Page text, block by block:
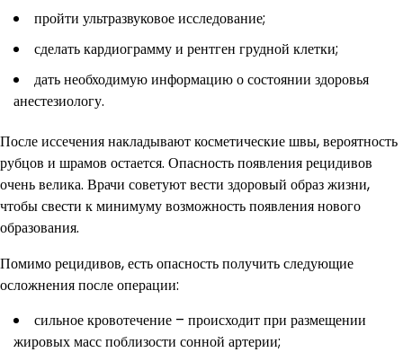
пройти ультразвуковое исследование;
сделать кардиограмму и рентген грудной клетки;
дать необходимую информацию о состоянии здоровья
анестезиологу.
После иссечения накладывают косметические швы, вероятность
рубцов и шрамов остается. Опасность появления рецидивов
очень велика. Врачи советуют вести здоровый образ жизни,
чтобы свести к минимуму возможность появления нового
образования.
Помимо рецидивов, есть опасность получить следующие
осложнения после операции:
сильное кровотечение – происходит при размещении
жировых масс поблизости сонной артерии;